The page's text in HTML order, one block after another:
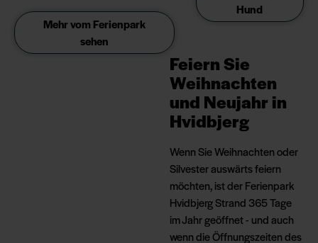
Mehr vom Ferienpark
sehen
Hund
Feiern Sie
Weihnachten
und Neujahr in
Hvidbjerg
Wenn Sie Weihnachten oder
Silvester auswärts feiern
möchten, ist der Ferienpark
Hvidbjerg Strand 365 Tage
im Jahr geöffnet - und auch
wenn die Öffnungszeiten des